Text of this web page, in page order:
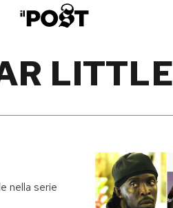
LITTLE
nella serie